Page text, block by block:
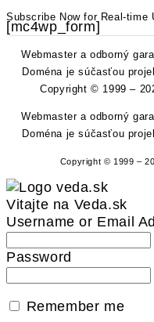
Subscribe Now for Real-time
[mc4wp_form]
Webmaster a odborný
Doména je súčasťou
Copyright © 1999 –
Webmaster a odborný
Doména je súčasťou
Copyright © 1999 –
Vitajte na Veda.sk
Username or Email
Password
Remember me